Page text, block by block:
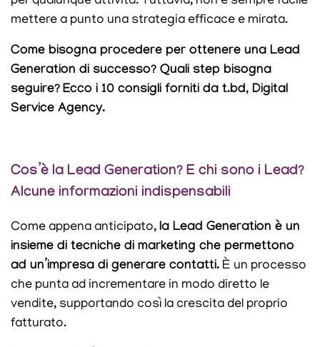
mettere a punto una strategia efficace e mirata.
Come bisogna procedere per ottenere una Lead
Generation di successo? Quali step bisogna
seguire?Ecco i 10 consigli forniti da t.bd, Digital
Service Agency.
Cos’è la Lead Generation? E chi sono i Lead?
Alcune informazioni indispensabili
Come appena anticipato, la Lead Generation è un
insieme di tecniche di marketing che permettono
ad un’impresa di generare contatti. È un processo
che punta ad incrementare in modo diretto le
vendite, supportando così la crescita del proprio
fatturato.